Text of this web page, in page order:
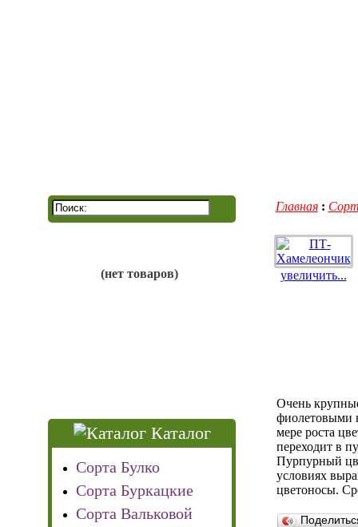
(нет товаров)
Каталог
Сорта Булко
Сорта Буркацкие
Сорта Вальковой
Главная:
увеличить...
Очень
фиолетовыми
мере роста
переходит в
Пурпурный
условиях
цветоносы.